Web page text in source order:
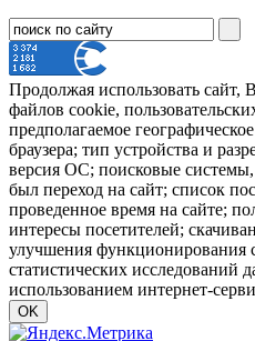
Продолжая использовать сайт,
файлов cookie,
предполагаемое
браузера; тип устройства и
версия ОС; поисковые
был переход на сайт; список
проведенное время на сайте;
интересы посетителей;
улучшения функционирования
статистических исследований
использованием интернет-
OK